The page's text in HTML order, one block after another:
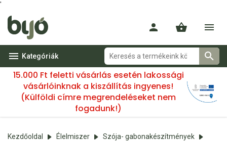
'
Kategóriák
15.000 Ft feletti vásárlás esetén lakossági
vásárlóinknak a kiszállítás ingyenes!
(Külföldi címre megrendeléseket nem
fogadunk!)
Kezdőoldal Élelmiszer
Szója- gabonakészítmények